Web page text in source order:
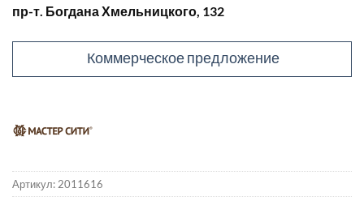
пр-т. Богдана Хмельницкого, 132
Коммерческое предложение
Артикул: 2011616